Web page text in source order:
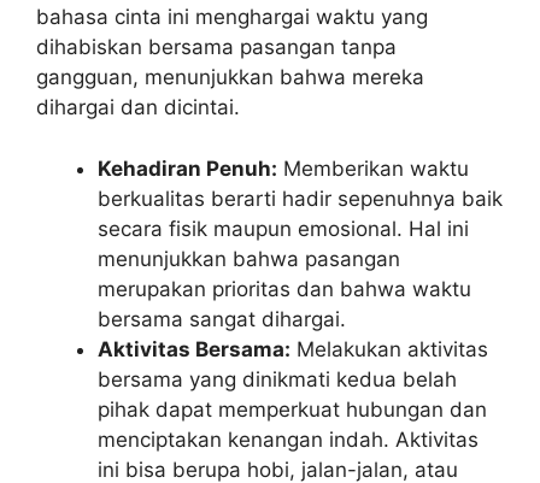
bahasa cinta ini menghargai waktu yang
dihabiskan bersama pasangan tanpa
gangguan, menunjukkan bahwa mereka
dihargai dan dicintai.
Kehadiran Penuh: Memberikan waktu
berkualitas berarti hadir sepenuhnya baik
secara fisik maupun emosional. Hal ini
menunjukkan bahwa pasangan
merupakan prioritas dan bahwa waktu
bersama sangat dihargai.
Aktivitas Bersama: Melakukan aktivitas
bersama yang dinikmati kedua belah
pihak dapat memperkuat hubungan dan
menciptakan kenangan indah. Aktivitas
ini bisa berupa hobi, jalan-jalan, atau